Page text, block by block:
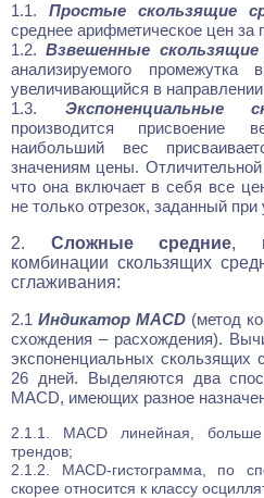
1.1. Простые скользящие
среднее арифметическое цен за
1.2.Взвешенные скользящие
анализируемого промежутка
увеличивающийся в
1.3. Экспоненциальные
производится присвоение
наибольший вес
значениям цены.
что она включает в себя все
не только отрезок, заданный при
2. Сложные средние,
комбинации скользящих
сглаживания:
2.1 Индикатор MACD (метод
схождения – расхождения).
экспоненциальных скользящих
26 дней. Выделяются два
MACD, имеющих разное
2.1.1. MACD линейная,
трендов;
2.1.2. MACD-гистограмма, по
скорее относится к классу